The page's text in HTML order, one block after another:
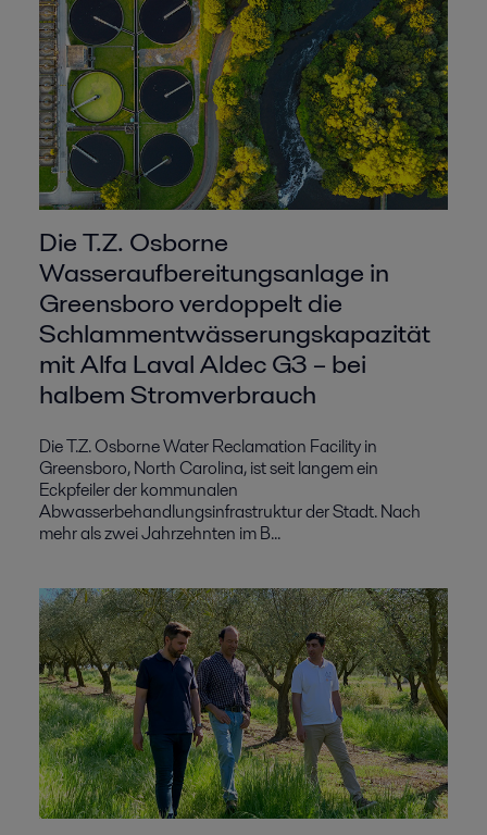
Die T.Z. Osborne
Wasseraufbereitungsanlage in
Greensboro verdoppelt die
Schlammentwässerungskapazität
mit Alfa Laval Aldec G3 – bei
halbem Stromverbrauch
Die T.Z. Osborne Water Reclamation Facility in
Greensboro, North Carolina, ist seit langem ein
Eckpfeiler der kommunalen
Abwasserbehandlungsinfrastruktur der Stadt. Nach
mehr als zwei Jahrzehnten im B...